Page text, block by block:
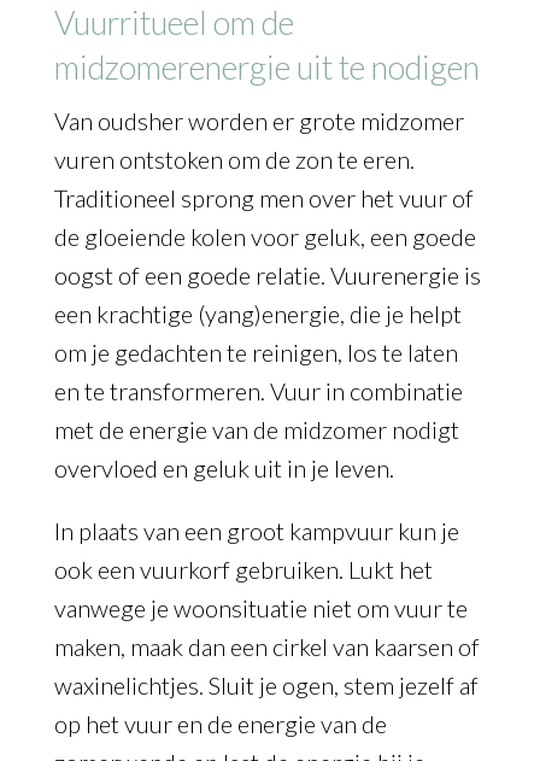
Vuurritueel om de
midzomerenergie uit te nodigen
Van oudsher worden er grote midzomer
vuren ontstoken om de zon te eren.
Traditioneel sprong men over het vuur of
de gloeiende kolen voor geluk, een goede
oogst of een goede relatie. Vuurenergie is
een krachtige (yang)energie, die je helpt
om je gedachten te reinigen, los te laten
en te transformeren. Vuur in combinatie
met de energie van de midzomer nodigt
overvloed en geluk uit in je leven.
In plaats van een groot kampvuur kun je
ook een vuurkorf gebruiken. Lukt het
vanwege je woonsituatie niet om vuur te
maken, maak dan een cirkel van kaarsen of
waxinelichtjes. Sluit je ogen, stem jezelf af
op het vuur en de energie van de